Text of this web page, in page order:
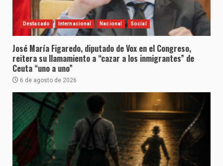
Destacado Internacional Nacional Social
José María Figaredo, diputado de Vox en el Congreso,
reitera su llamamiento a “cazar a los inmigrantes” de
Ceuta “uno a uno”
6 de agosto de 2026